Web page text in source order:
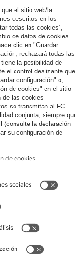
uso
Accesibilidad
de cookies